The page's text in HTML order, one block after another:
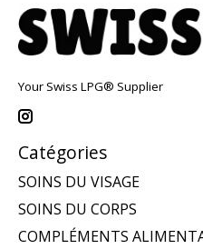
Your Swiss LPG® Supplier
Catégories
SOINS DU VISAGE
SOINS DU CORPS
COMPLÉMENTS